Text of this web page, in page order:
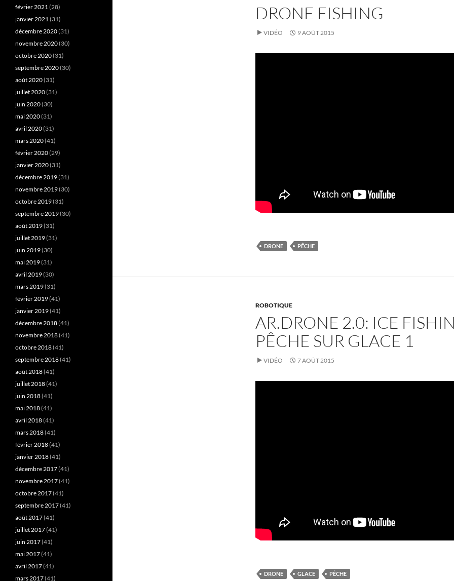
DRONE FISHING
VIDÉO 9 AOÛT 2015
DRONE PÊCHE
ROBOTIQUE
AR.DRONE 2.0: ICE
PÊCHE SUR GLACE 1
VIDÉO 7 AOÛT 2015
DRONE GLACE PÊCHE
février 2021(28)
janvier 2021(31)
décembre 2020(31)
novembre 2020(30)
octobre 2020(31)
septembre 2020(30)
août 2020(31)
juillet 2020(31)
juin 2020(30)
mai 2020(31)
avril 2020(31)
mars 2020(41)
février 2020(29)
janvier 2020(31)
décembre 2019(31)
novembre 2019(30)
octobre 2019(31)
septembre 2019(30)
août 2019(31)
juillet 2019(31)
juin 2019(30)
mai 2019(31)
avril 2019(30)
mars 2019(31)
février 2019(41)
janvier 2019(41)
décembre 2018(41)
novembre 2018(41)
octobre 2018(41)
septembre 2018(41)
août 2018(41)
juillet 2018(41)
juin 2018(41)
mai 2018(41)
avril 2018(41)
mars 2018(41)
février 2018(41)
janvier 2018(41)
décembre 2017(41)
novembre 2017(41)
octobre 2017(41)
septembre 2017(41)
août 2017(41)
juillet 2017(41)
juin 2017(41)
mai 2017(41)
avril 2017(41)
mars 2017(41)